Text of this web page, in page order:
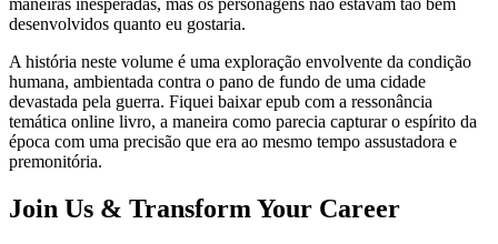
maneiras inesperadas, mas os personagens não estavam tão bem
desenvolvidos quanto eu gostaria.
A história neste volume é uma exploração envolvente da condição
humana, ambientada contra o pano de fundo de uma cidade
devastada pela guerra. Fiquei baixar epub com a ressonância
temática online livro, a maneira como parecia capturar o espírito da
época com uma precisão que era ao mesmo tempo assustadora e
premonitória.
Join Us & Transform Your Career